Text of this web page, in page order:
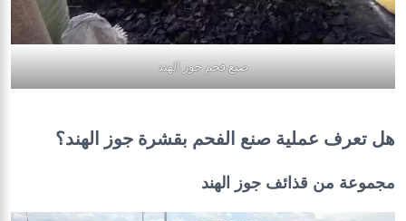
صنع فحم جوز الهند
هل تعرف عملية صنع الفحم بقشرة جوز الهند؟
مجموعة من قذائف جوز الهند